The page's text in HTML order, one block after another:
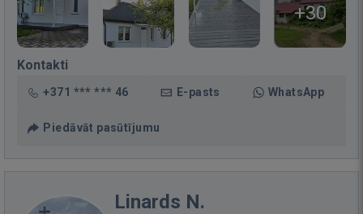
+30
Kontakti
+371 *** *** 46 E-pasts WhatsApp
Piedāvāt pasūtījumu
Linards N.